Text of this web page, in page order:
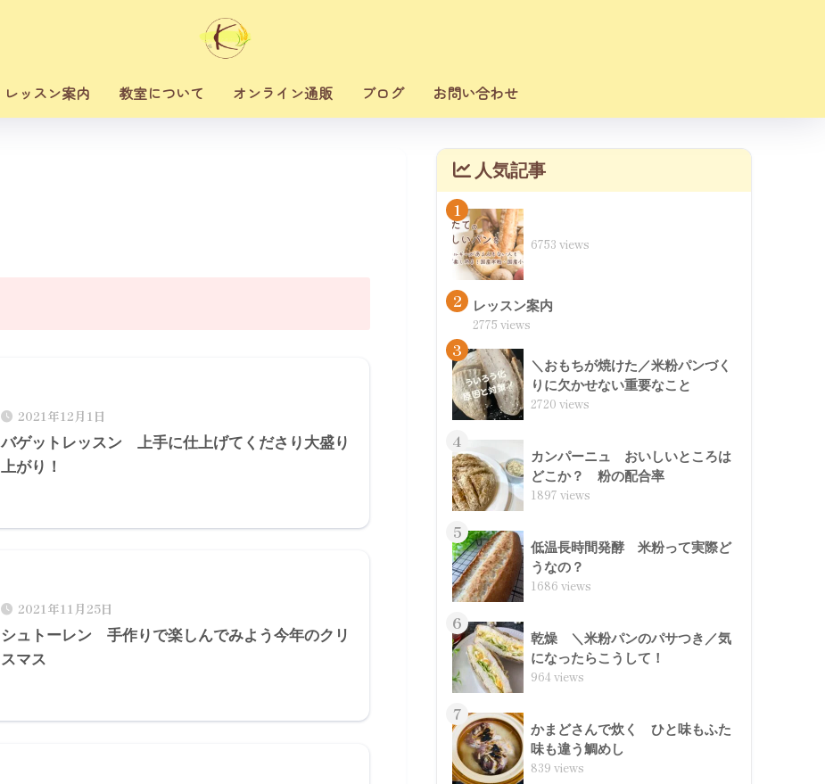
レッスン案内 教室について オンライン通販 ブログ お問い合わせ
2021年12月1日
バゲットレッスン 上手に仕上げてくださり大盛り
上がり！
2021年11月25日
シュトーレン 手作りで楽しんでみよう今年のクリ
スマス
人気記事
1
6753 views
2 レッスン案内
2775 views
3
＼おもちが焼けた／米粉パンづく
りに欠かせない重要なこと
2720 views
4
カンパーニュ おいしいところは
どこか？ 粉の配合率
1897 views
5
低温長時間発酵 米粉って実際ど
うなの？
1686 views
6
乾燥 ＼米粉パンのパサつき／気
になったらこうして！
964 views
7
かまどさんで炊く ひと味もふた
味も違う鯛めし
839 views